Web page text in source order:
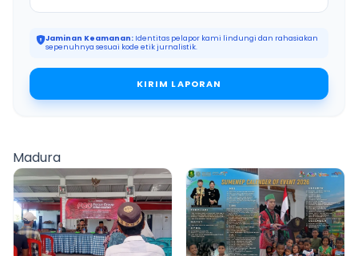
Jaminan Keamanan: Identitas pelapor kami lindungi dan rahasiakan
sepenuhnya sesuai kode etik jurnalistik.
KIRIM LAPORAN
Madura